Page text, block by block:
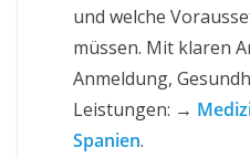
und welche
müssen. Mit klaren
Anmeldung,
Leistungen: →
Spanien.